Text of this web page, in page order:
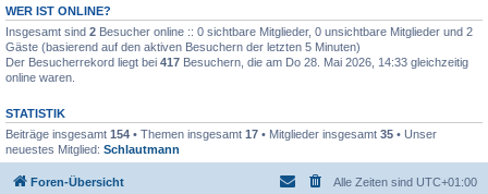
WER IST ONLINE?
Insgesamt sind 2 Besucher online :: 0 sichtbare Mitglieder, 0 unsichtbare Mitglieder und 2
Gäste (basierend auf den aktiven Besuchern der letzten 5 Minuten)
Der Besucherrekord liegt bei 417 Besuchern, die am Do 28. Mai 2026, 14:33 gleichzeitig
online waren.
STATISTIK
Beiträge insgesamt 154 • Themen insgesamt 17 • Mitglieder insgesamt 35 • Unser
neuestes Mitglied: Schlautmann
Foren-Übersicht Alle Zeiten sind UTC+01:00